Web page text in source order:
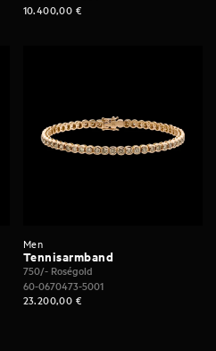
10.400,00 €
Men
Tennisarmband
750/- Roségold
60-0670473-5001
23.200,00 €